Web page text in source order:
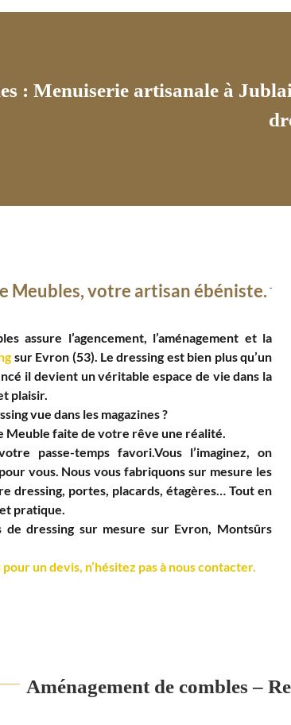
: Menuiserie artisanale à
Meubles, votre artisan ébéniste.
assure l’agencement, l’aménagement et la
sur Evron (53). Le dressing est bien plus qu’un
il devient un véritable espace de vie dans la
plaisir.
vue dans les magazines ?
Meuble faite de votre rêve une réalité.
passe-temps favori.Vous l’imaginez, on
vous. Nous vous fabriquons sur mesure les
dressing, portes, placards, étagères… Tout en
pratique.
de dressing sur mesure sur Evron, Montsûrs
un devis, n’hésitez pas à nous contacter.
Aménagement de combles –